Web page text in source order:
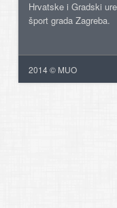
Hrvatske i Gradski
šport grada Zagreba.
2014 © MUO